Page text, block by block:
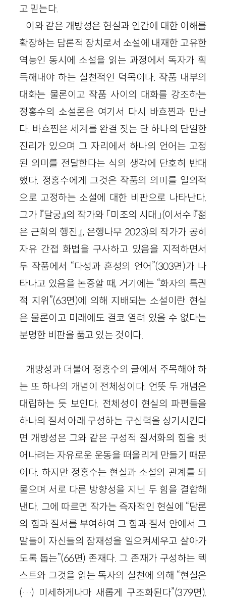
고 믿는다.
이와 같은 개방성은 현실과 인간에 대한 이해를
확장하는 담론적 장치로서 소설에 내재한 고유한
역능인 동시에 소설을 읽는 과정에서 독자가 획
득해내야 하는 실천적인 덕목이다. 작품 내부의
대화는 물론이고 작품 사이의 대화를 강조하는
정홍수의 소설론은 여기서 다시 바흐찐과 만난
다. 바흐찐은 세계를 완결 짓는 단 하나의 단일한
진리가 있으며 그 자리에서 하나의 언어는 고정
된 의미를 전달한다는 식의 생각에 단호히 반대
했다. 정홍수에게 그것은 작품의 의미를 일의적
으로 고정하는 소설에 대한 비판으로 나타난다.
그가 『달궁』의 작가와 「미조의 시대」(이서수 『젊
은 근희의 행진』, 은행나무 2023)의 작가가 공히
자유 간접 화법을 구사하고 있음을 지적하면서
두 작품에서 “다성과 혼성의 언어”(303면)가 나
타나고 있음을 논증할 때, 거기에는 “화자의 특권
적 지위”(63면)에 의해 지배되는 소설이란 현실
은 물론이고 미래에도 결코 열려 있을 수 없다는
분명한 비판을 품고 있는 것이다.
개방성과 더불어 정홍수의 글에서 주목해야 하
는 또 하나의 개념이 전체성이다. 언뜻 두 개념은
대립하는 듯 보인다. 전체성이 현실의 파편들을
하나의 질서 아래 구성하는 구심력을 상기시킨다
면 개방성은 그와 같은 구성적 질서화의 힘을 벗
어나려는 자유로운 운동을 떠올리게 만들기 때문
이다. 하지만 정홍수는 현실과 소설의 관계를 되
물으며 서로 다른 방향성을 지닌 두 힘을 결합해
낸다. 그에 따르면 작가는 즉자적인 현실에 “담론
의 힘과 질서를 부여하여 그 힘과 질서 안에서 그
말들이 자신들의 잠재성을 일으켜세우고 살아가
도록 돕는”(66면) 존재다. 그 존재가 구성하는 텍
스트와 그것을 읽는 독자의 실천에 의해 “현실은
(…) 미세하게나마 새롭게 구조화된다”(379면).